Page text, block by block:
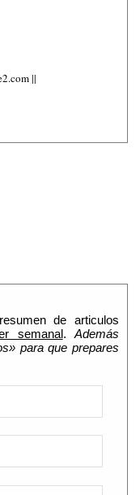
||
de articulos
semanal.Además
para que prepares